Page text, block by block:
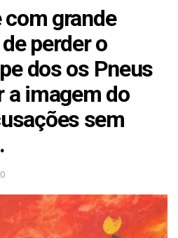
com grande
perder o
dos os Pneus
a imagem do
sem